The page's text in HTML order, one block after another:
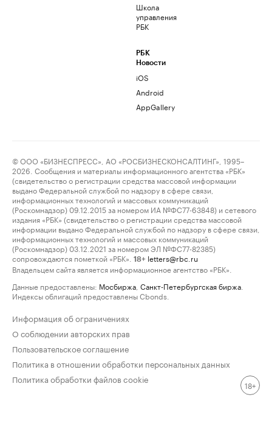
Школа
управления
РБК
РБК
Новости
iOS
Android
AppGallery
© ООО «БИЗНЕСПРЕСС», АО «РОСБИЗНЕСКОНСАЛТИНГ», 1995–
2026. Сообщения и материалы информационного агентства «РБК»
(свидетельство о регистрации средства массовой информации
выдано Федеральной службой по надзору в сфере связи,
информационных технологий и массовых коммуникаций
(Роскомнадзор) 09.12.2015 за номером ИА №ФС77-63848) и сетевого
издания «РБК» (свидетельство о регистрации средства массовой
информации выдано Федеральной службой по надзору в сфере связи,
информационных технологий и массовых коммуникаций
(Роскомнадзор) 03.12.2021 за номером ЭЛ №ФС77-82385)
сопровождаются пометкой «РБК».
18+ letters@rbc.ru
Владельцем сайта является информационное агентство «РБК».
Данные предоставлены: Мосбиржа Санкт-Петербургская биржа
Индексы облигаций предоставлены Cbonds.
Информация об ограничениях
О соблюдении авторских прав
Пользовательское соглашение
Политика в отношении обработки персональных данных
Политика обработки файлов cookie
18+